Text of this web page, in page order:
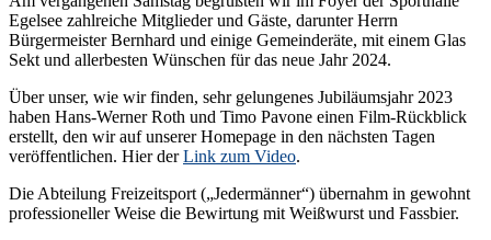
Egelsee zahlreiche Mitglieder und Gäste, darunter Herrn
Bürgermeister Bernhard und einige Gemeinderäte, mit einem Glas
Sekt und allerbesten Wünschen für das neue Jahr 2024.
Über unser, wie wir finden, sehr gelungenes Jubiläumsjahr 2023
haben Hans-Werner Roth und Timo Pavone einen Film-Rückblick
erstellt, den wir auf unserer Homepage in den nächsten Tagen
veröffentlichen. Hier derLink zum Video.
Die Abteilung Freizeitsport („Jedermänner“) übernahm in gewohnt
professioneller Weise die Bewirtung mit Weißwurst und Fassbier.